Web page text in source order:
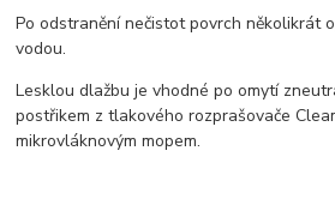
Po odstranění nečistot povrch několikrát
vodou.
Lesklou dlažbu je vhodné po omytí
postřikem z tlakového rozprašovače
mikrovláknovým mopem.